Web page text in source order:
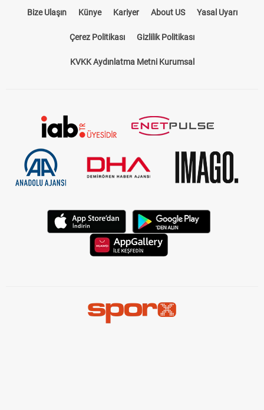
Bize Ulaşın Künye Kariyer About US Yasal Uyarı
Çerez Politikası Gizlilik Politikası
KVKK Aydınlatma Metni Kurumsal